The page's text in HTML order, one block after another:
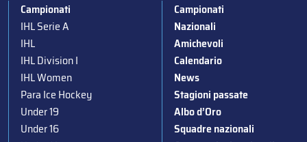
Campionati
IHL Serie A
IHL
IHL Division I
IHL Women
Para Ice Hockey
Under 19
Under 16
Campionati
Nazionali
Amichevoli
Calendario
News
Stagioni passate
Albo d’Oro
Squadre nazionali